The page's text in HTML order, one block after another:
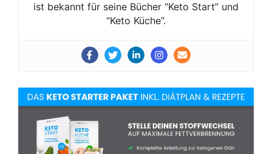
ist bekannt für seine Bücher “Keto Start” und
“Keto Küche”.